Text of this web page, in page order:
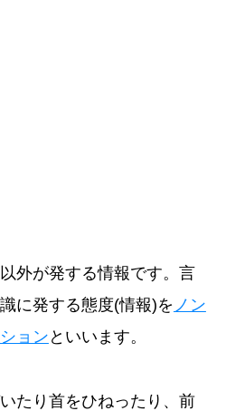
外が発する情報です。言
に発する態度(情報)を ノン
ョン といいます。
たり首をひねったり、前